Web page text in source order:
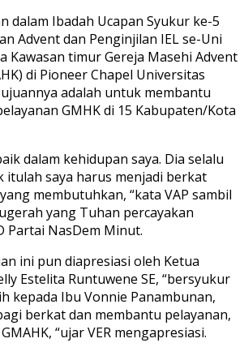
dalam Ibadah Ucapan Syukur ke-5
Advent dan Penginjilan IEL se-Uni
Kawasan timur Gereja Masehi Advent
di Pioneer Chapel Universitas
adalah untuk membantu
GMHK di 15 Kabupaten/Kota
dalam kehidupan saya. Dia selalu
itulah saya harus menjadi berkat
membutuhkan, “kata VAP sambil
yang Tuhan percayakan
Partai NasDem Minut.
ini pun diapresiasi oleh Ketua
Estelita Runtuwene SE, “bersyukur
kepada Ibu Vonnie Panambunan,
berkat dan membantu pelayanan,
“ujar VER mengapresiasi.